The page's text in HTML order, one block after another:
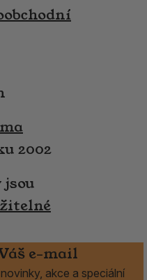
2002
e-mail
akce a speciální